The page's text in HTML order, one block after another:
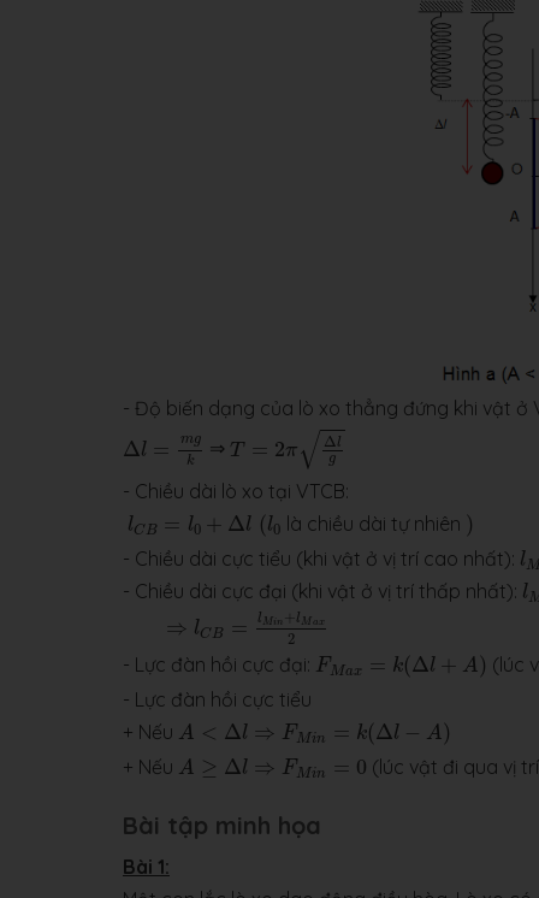
- Độ biến dạng của lò xo thẳng đứng khi vật ở
Δl = mg
k
Δ = gk ⇒ T = 2π√ Δ l
g
=
- Chiều dài lò xo tại VTCB:
lCB = l0 + Δl (l0
lC + l0 là chiều dài tự nhiên ))
- Chiều dài cực tiểu (khi vật ở vị trí cao nhất): lM
lM
- Chiều dài cực đại (khi vật ở vị trí thấp nhất): llM
⇒ lCB = l M i n + l M a x
2
n+ Ma
- Lực đàn hồi cực đại: F Ma x = k(Δl + A)
FM (Δ l+ A
(lúc
- Lực đàn hồi cực tiểu
+ Nếu A < Δl ⇒ FMin = k(Δl − A)
A Δ ⇒ F M n= A)
+ Nếu A ≥ Δl ⇒ FMin = 0
A Δ ⇒ F M n= (lúc vật đi qua vị
Bài tập minh họa
Bài 1: